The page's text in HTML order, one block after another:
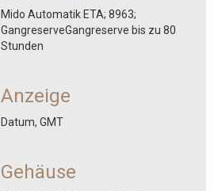
Mido Automatik ETA; 8963;
GangreserveGangreserve bis zu 80
Stunden
Anzeige
Datum, GMT
Gehäuse